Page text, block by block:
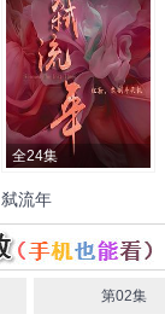
全24集
弑流年
宋美娜 常斌 秦牛正威 陆
思恒 贺云庆 李希侃 娜菲
袁普煦
第02集